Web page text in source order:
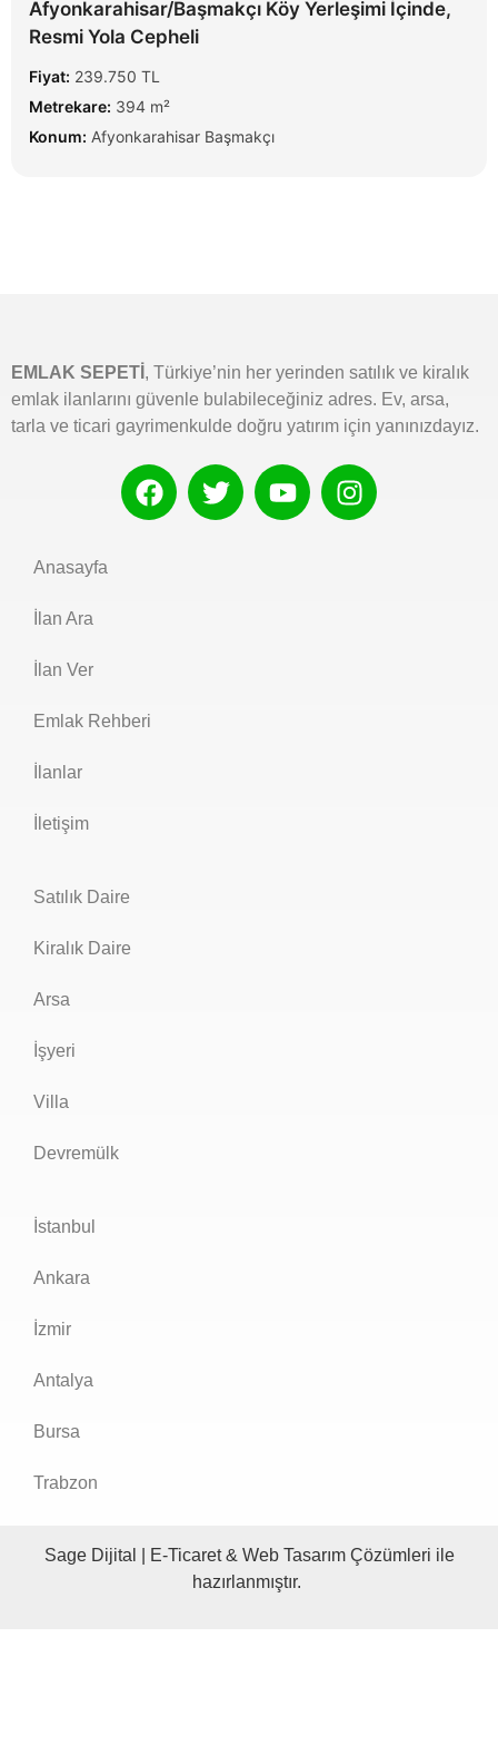
Afyonkarahisar/Başmakçı Köy Yerleşimi İçinde,
Resmi Yola Cepheli
Fiyat: 239.750 TL
Metrekare: 394 m²
Konum: Afyonkarahisar Başmakçı
EMLAK SEPETİ , Türkiye’nin her yerinden satılık ve kiralık
emlak ilanlarını güvenle bulabileceğiniz adres. Ev, arsa,
tarla ve ticari gayrimenkulde doğru yatırım için yanınızdayız.
Anasayfa
İlan Ara
İlan Ver
Emlak Rehberi
İlanlar
İletişim
Satılık Daire
Kiralık Daire
Arsa
İşyeri
Villa
Devremülk
İstanbul
Ankara
İzmir
Antalya
Bursa
Trabzon
Sage Dijital E-Ticaret& Web Tasarım Çözümleri ile
hazırlanmıştır.